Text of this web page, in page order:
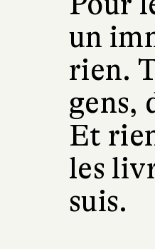
un
rien.
gens,
Et
les
suis.